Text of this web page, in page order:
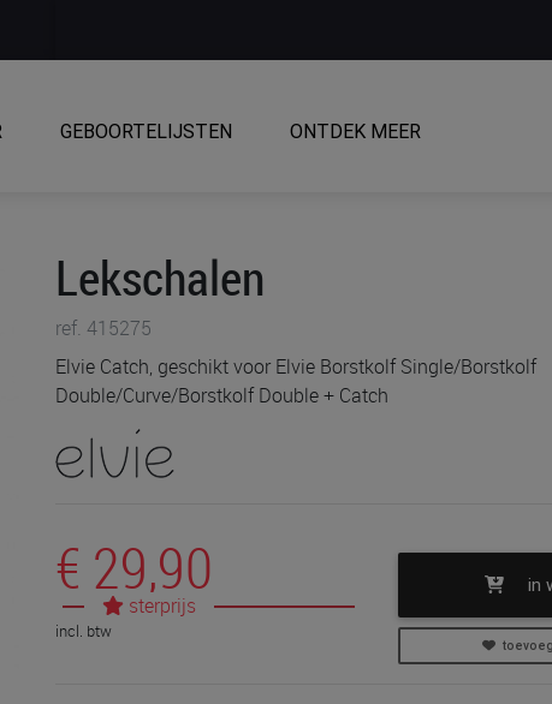
GEBOORTELIJSTEN ONTDEK MEER
Lekschalen
ref. 415275
Elvie Catch, geschikt voor Elvie Borstkolf Single/Borstkolf
Double/Curve/Borstkolf Double + Catch
€ 29,90
sterprijs
incl. btw
in